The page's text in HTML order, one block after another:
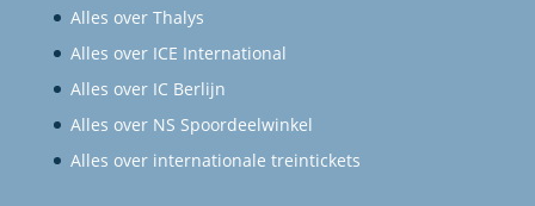
Alles over Thalys
Alles over ICE International
Alles over IC Berlijn
Alles over NS Spoordeelwinkel
Alles over internationale treintickets